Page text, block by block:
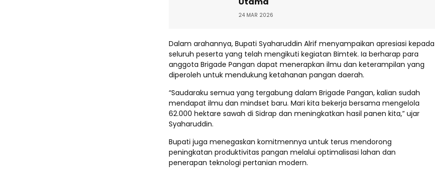
24 MAR 2026
Dalam arahannya, Bupati Syaharuddin Alrif menyampaikan apresiasi kepada
seluruh peserta yang telah mengikuti kegiatan Bimtek. Ia berharap para
anggota Brigade Pangan dapat menerapkan ilmu dan keterampilan yang
diperoleh untuk mendukung ketahanan pangan daerah.
“Saudaraku semua yang tergabung dalam Brigade Pangan, kalian sudah
mendapat ilmu dan mindset baru. Mari kita bekerja bersama mengelola
62.000 hektare sawah di Sidrap dan meningkatkan hasil panen kita,” ujar
Syaharuddin.
Bupati juga menegaskan komitmennya untuk terus mendorong
peningkatan produktivitas pangan melalui optimalisasi lahan dan
penerapan teknologi pertanian modern.